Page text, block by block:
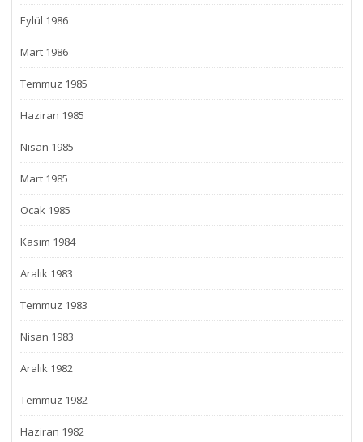
Eylül 1986
Mart 1986
Temmuz 1985
Haziran 1985
Nisan 1985
Mart 1985
Ocak 1985
Kasım 1984
Aralık 1983
Temmuz 1983
Nisan 1983
Aralık 1982
Temmuz 1982
Haziran 1982